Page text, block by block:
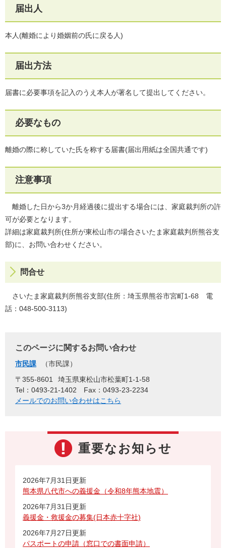
届出人
本人(離婚により婚姻前の氏に戻る人)
届出方法
届書に必要事項を記入のうえ本人が署名して提出してください。
必要なもの
離婚の際に称していた氏を称する届書(届出用紙は全国共通です)
注意事項
離婚した日から3か月経過後に提出する場合には、家庭裁判所の許
可が必要となります。
詳細は家庭裁判所(住所が東松山市の場合さいたま家庭裁判所熊谷支
部)に、お問い合わせください。
問合せ
さいたま家庭裁判所熊谷支部(住所：埼玉県熊谷市宮町1-68 電
話：048-500-3113)
このページに関するお問い合わせ
市民課
市民課
〒355-8601
埼玉県東松山市松葉町1-1-58
Tel：0493-21-1402
Fax：0493-23-2234
メールでのお問い合わせはこちら
重要なお知らせ
2026年7月31日更新
熊本県八代市への義援金（令和8年熊本地震）
2026年7月31日更新
義援金・救援金の募集(日本赤十字社)
2026年7月27日更新
パスポートの申請（窓口での書面申請）